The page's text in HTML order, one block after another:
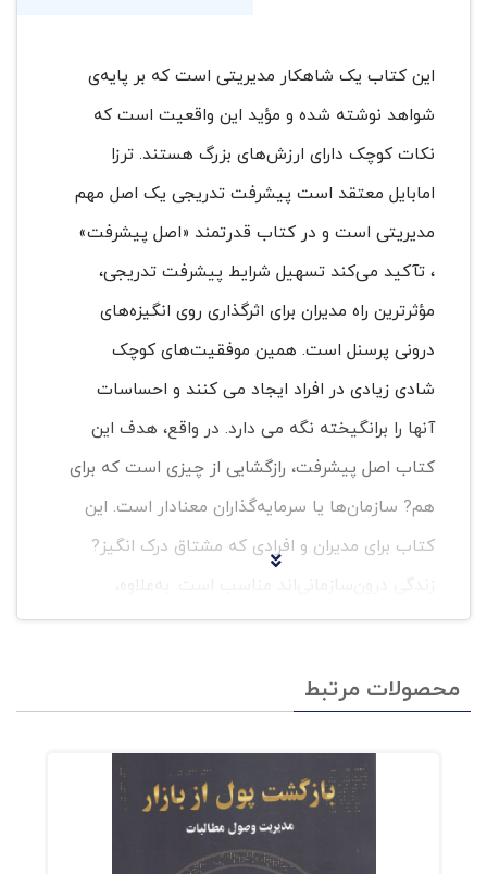
این کتاب یک شاهکار مدیریتی است که بر پایه‌ی
شواهد نوشته شده و مؤید این واقعیت است که
نکات کوچک دارای ارزش‌های بزرگ هستند. ترزا
امابایل معتقد است پیشرفت تدریجی یک اصل مهم
مدیریتی است و در کتاب قدرتمند «اصل پیشرفت»
، تآکید می‌کند تسهیل شرایط پیشرفت تدریجی،
مؤثرترین راه مدیران برای اثرگذاری روی انگیزه‌های
درونی پرسنل است. همین موفقیت‌های کوچک
شادی زیادی در افراد ایجاد می کنند و احساسات
آنها را برانگیخته نگه می دارد. در واقع، هدف این
کتاب اصل پیشرفت، رازگشایی از چیزی است که برای
هم? سازمان‌ها یا سرمایه‌گذاران معنادار است. این
کتاب برای مدیران و افرادی که مشتاق درک انگیز?
زندگی درون‌سازمانی‌اند مناسب است. به‌علاوه،
شناسایی کارهایی که روزانه می‌توانند انجام دهند تا
عملکردی خارق‌العاده منجر می‌شود. ذوق مشارکت
نشری? هاروارد بیزنس ریویو مطالعات و مقاله‌های
پیشین عبارت بودند از: «خلاقیت اجباری»، «کار
درون‌سازمانی» و «ایده‌های موفق و آنچه واقعاً برای
محصولات مرتبط